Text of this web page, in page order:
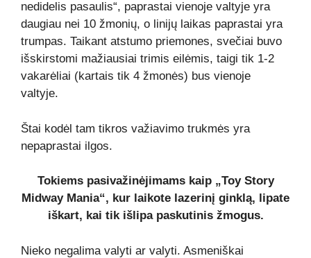
nedidelis pasaulis“, paprastai vienoje valtyje yra
daugiau nei 10 žmonių, o linijų laikas paprastai yra
trumpas. Taikant atstumo priemones, svečiai buvo
išskirstomi mažiausiai trimis eilėmis, taigi tik 1-2
vakarėliai (kartais tik 4 žmonės) bus vienoje
valtyje.
Štai kodėl tam tikros važiavimo trukmės yra
nepaprastai ilgos.
Tokiems pasivažinėjimams kaip „Toy Story
Midway Mania“, kur laikote lazerinį ginklą, lipate
iškart, kai tik išlipa paskutinis žmogus.
Nieko negalima valyti ar valyti. Asmeniškai